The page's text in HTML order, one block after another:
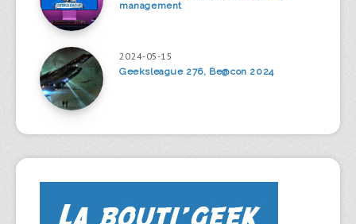
management
2024-05-15
Geeksleague 276, Be@con 2024